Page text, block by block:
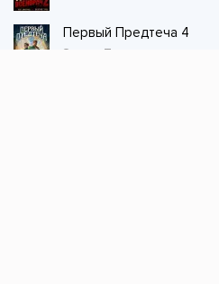
Первый Предтеча 4
Элиан Тарс